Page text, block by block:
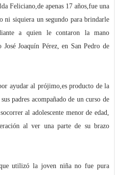
Feliciano,de apenas 17 años,fue una
ni siquiera un segundo para brindarle
a quien le contaron la mano
Joaquín Pérez, en San Pedro de
ayudar al prójimo,es producto de la
padres acompañado de un curso de
al adolescente menor de edad,
al ver una parte de su brazo
utilizó la joven niña no fue pura